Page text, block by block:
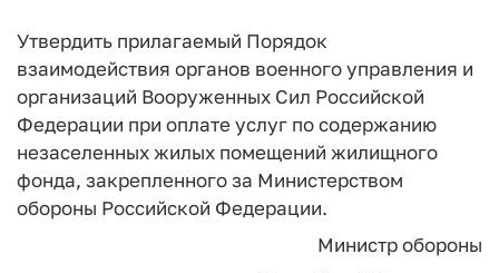
Утвердить прилагаемый Порядок
взаимодействия органов военного управления и
организаций Вооруженных Сил Российской
Федерации при оплате услуг по содержанию
незаселенных жилых помещений жилищного
фонда, закрепленного за Министерством
обороны Российской Федерации.
Министр обороны